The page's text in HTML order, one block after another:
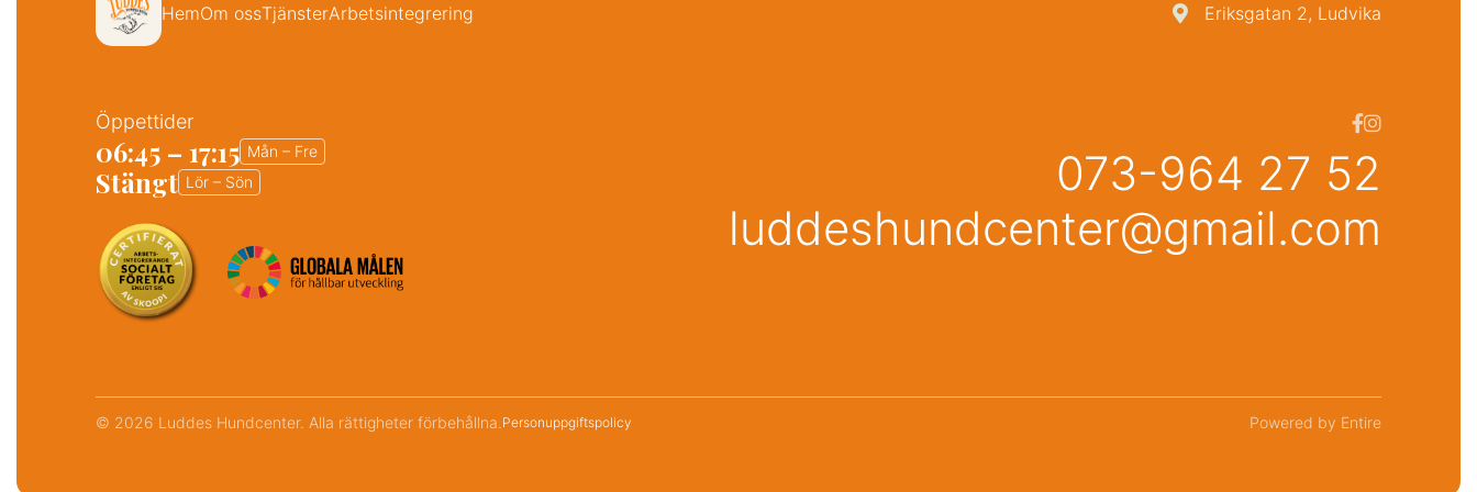
HemOm ossTjänsterArbetsintegrering  Eriksgatan 2, Ludvika
Öppettider
06:45 – 17:15 Mån – Fre
Stängt Lör – Sön

073-964 27 52
luddeshundcenter@gmail.com
© 2026 Luddes Hundcenter. Alla rättigheter förbehållna. Personuppgiftspolicy Powered by Entire